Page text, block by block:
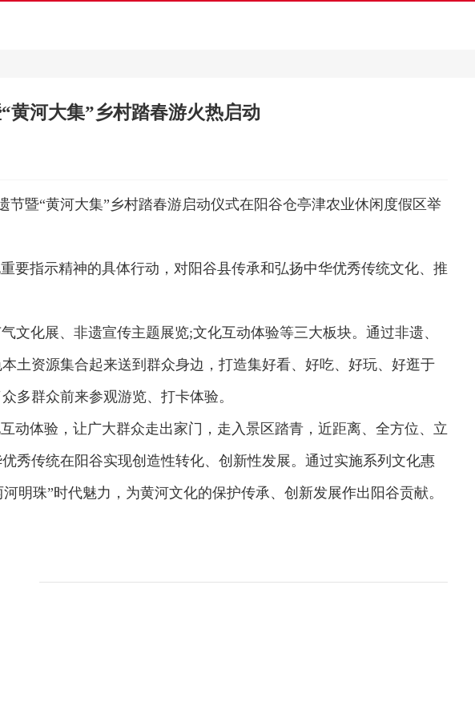
河大集”乡村踏春游火热启动
暨“黄河大集”乡村踏春游启动仪式在阳谷仓亭津农业休闲度假区举
指示精神的具体行动，对阳谷县传承和弘扬中华优秀传统文化、推
化展、非遗宣传主题展览;文化互动体验等三大板块。通过非遗、
土资源集合起来送到群众身边，打造集好看、好吃、好玩、好逛于
多群众前来参观游览、打卡体验。
体验，让广大群众走出家门，走入景区踏青，近距离、全方位、立
秀传统在阳谷实现创造性转化、创新性发展。通过实施系列文化惠
明珠”时代魅力，为黄河文化的保护传承、创新发展作出阳谷贡献。